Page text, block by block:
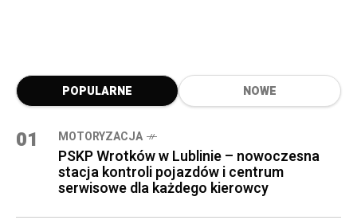
POPULARNE NOWE
01 MOTORYZACJA
PSKP Wrotków w Lublinie – nowoczesna
stacja kontroli pojazdów i centrum
serwisowe dla każdego kierowcy